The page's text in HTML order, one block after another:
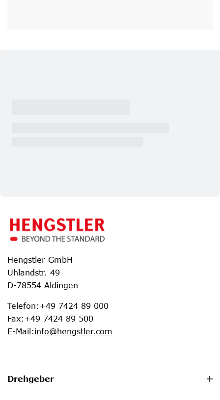
Hengstler GmbH
Uhlandstr. 49
D-78554 Aldingen
Telefon:+49 7424 89 000
Fax:+49 7424 89 500
E-Mail :info@hengstler.com
Drehgeber